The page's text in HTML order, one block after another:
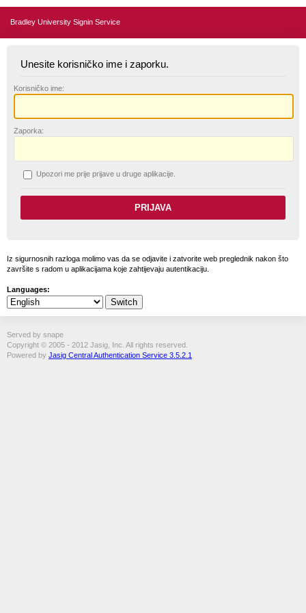
Bradley University Signin Service
Unesite korisničko ime i zaporku.
Korisničko ime:
Zaporka:
Upozori me prije prijave u druge aplikacije.
Iz sigurnosnih razloga molimo vas da se odjavite i zatvorite web preglednik nakon što
završite s radom u aplikacijama koje zahtijevaju autentikaciju.
Languages:
Served by snape
Copyright © 2005 - 2012 Jasig, Inc. All rights reserved.
Powered by Jasig Central Authentication Service 3.5.2.1